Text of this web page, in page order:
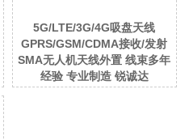
5G/LTE/3G/4G吸盘天线
GPRS/GSM/CDMA接收/发射
SMA无人机天线外置 线束多年
经验 专业制造 锐诚达